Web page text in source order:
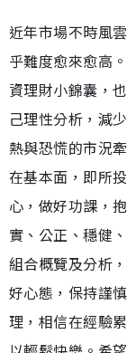
近年市場不時風
乎難度愈來愈高
資理財小錦囊，
己理性分析，減
熱與恐慌的市況
在基本面，即所
心，做好功課，
實、公正、穩健
組合概覽及分析
好心態，保持謹
理，相信在經驗